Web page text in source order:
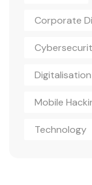
Corporate
Digitalisation
Mobile
Technology